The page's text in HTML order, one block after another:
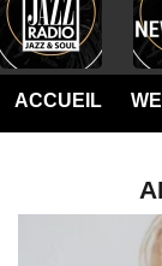
ACCUEIL